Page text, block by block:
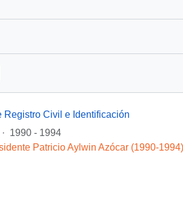
Registro Civil e Identificación
· 1990 - 1994
Patricio Aylwin Azócar (1990-1994)